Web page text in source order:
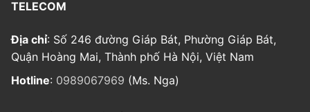
TELECOM
Địa chỉ: Số 246 đường Giáp Bát, Phường Giáp Bát,
Quận Hoàng Mai, Thành phố Hà Nội, Việt Nam
Hotline: 0989067969 (Ms. Nga)